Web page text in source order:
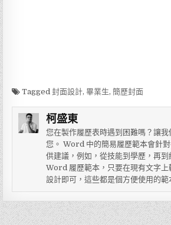
Tagged封面設計,畢業生,簡歷封面
柯盛東
您在製作履歷表時遇到困難嗎？讓
您。 Word 中的簡易履歷範本會針
供建議，例如，從技能到學歷，再
Word 履歷範本，只要在現有文字上
設計即可，這些都是個方便使用的範